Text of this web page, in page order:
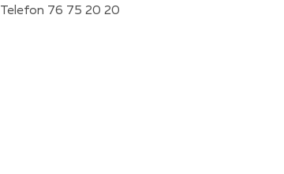
Telefon 76 75 20 20